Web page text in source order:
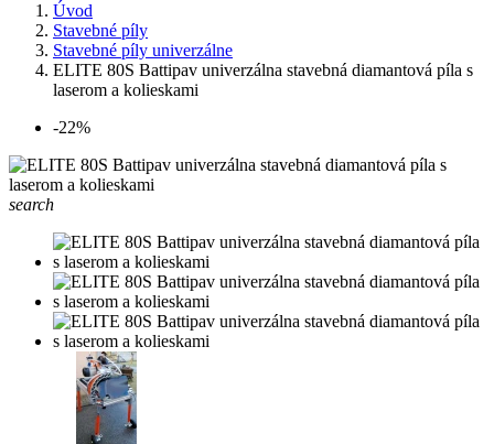
Úvod
Stavebné píly
Stavebné píly univerzálne
ELITE 80S Battipav univerzálna stavebná diamantová píla s
laserom a kolieskami
-22%
search